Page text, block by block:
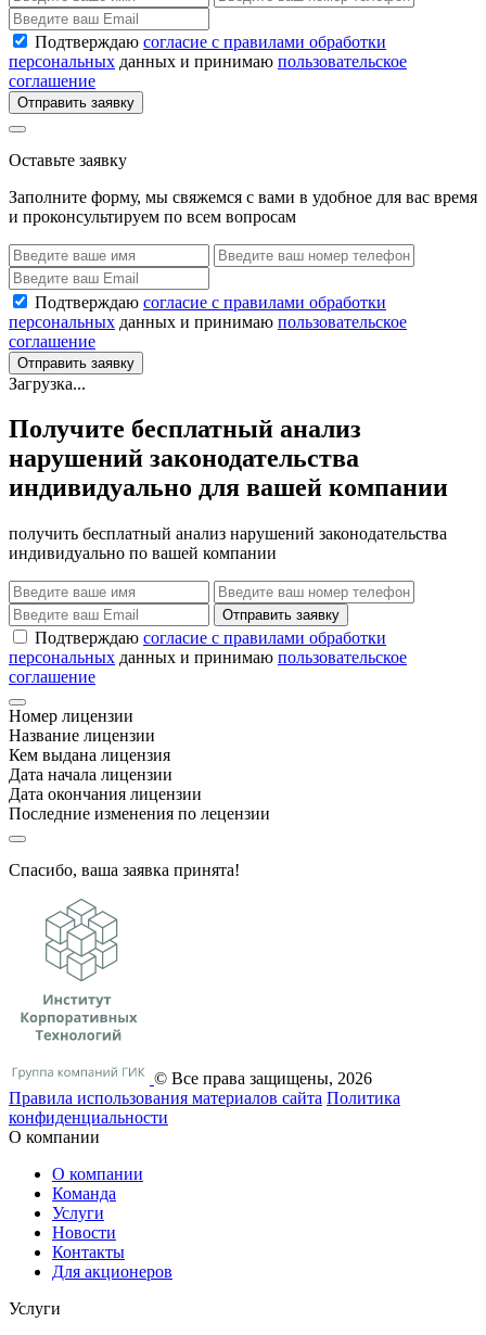
Подтверждаю согласие с правилами обработки
персональных данных и принимаю пользовательское
соглашение
Отправить заявку
Оставьте заявку
Заполните форму, мы свяжемся с вами в удобное для вас время
и проконсультируем по всем вопросам
Подтверждаю согласие с правилами обработки
персональных данных и принимаю пользовательское
соглашение
Отправить заявку
Загрузка...
Получите бесплатный анализ
нарушений законодательства
индивидуально для вашей компании
получить бесплатный анализ нарушений законодательства
индивидуально по вашей компании
Отправить заявку
Подтверждаю согласие с правилами обработки
персональных данных и принимаю пользовательское
соглашение
Номер лицензии
Название лицензии
Кем выдана лицензия
Дата начала лицензии
Дата окончания лицензии
Последние изменения по лецензии
Спасибо, ваша заявка принята!
© Все права защищены, 2026
Правила использования материалов сайта Политика
конфиденциальности
О компании
О компании
Команда
Услуги
Новости
Контакты
Для акционеров
Услуги